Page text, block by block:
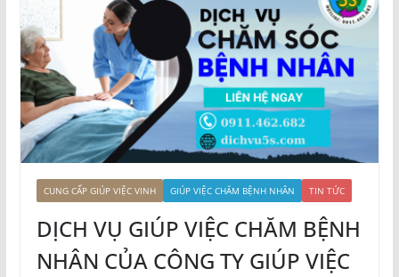
CUNG CẤP GIÚP VIỆC VINH GIÚP VIỆC CHĂM BỆNH NHÂN TIN TỨC
DỊCH VỤ GIÚP VIỆC CHĂM BỆNH
NHÂN CỦA CÔNG TY GIÚP VIỆC